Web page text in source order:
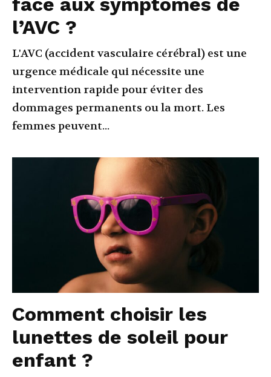
l’AVC ?
L'AVC (accident vasculaire cérébral) est une
urgence médicale qui nécessite une
intervention rapide pour éviter des
dommages permanents ou la mort. Les
femmes peuvent...
Comment choisir les
lunettes de soleil pour
enfant ?